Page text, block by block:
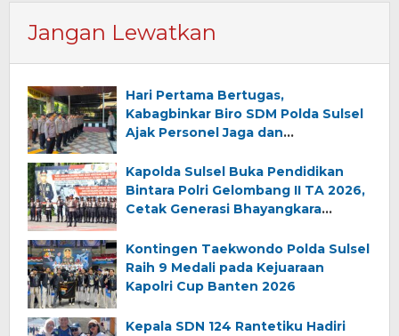
Jangan Lewatkan
Hari Pertama Bertugas,
Kabagbinkar Biro SDM Polda Sulsel
Ajak Personel Jaga dan
Kapolda Sulsel Buka Pendidikan
Bintara Polri Gelombang II TA 2026,
Cetak Generasi Bhayangkara
Kontingen Taekwondo Polda Sulsel
Raih 9 Medali pada Kejuaraan
Kapolri Cup Banten 2026
Kepala SDN 124 Rantetiku Hadiri